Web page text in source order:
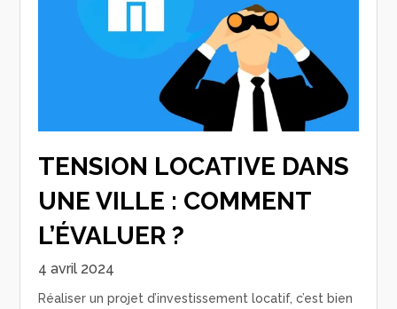
TENSION LOCATIVE DANS
UNE VILLE : COMMENT
L’ÉVALUER ?
4 avril 2024
Réaliser un projet d’investissement locatif, c’est bien